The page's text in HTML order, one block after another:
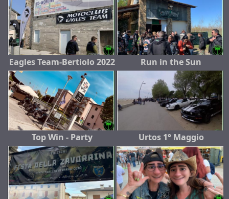
Eagles Team-Bertiolo 2022 Run in the Sun
Top Win - Party Urtos 1° Maggio